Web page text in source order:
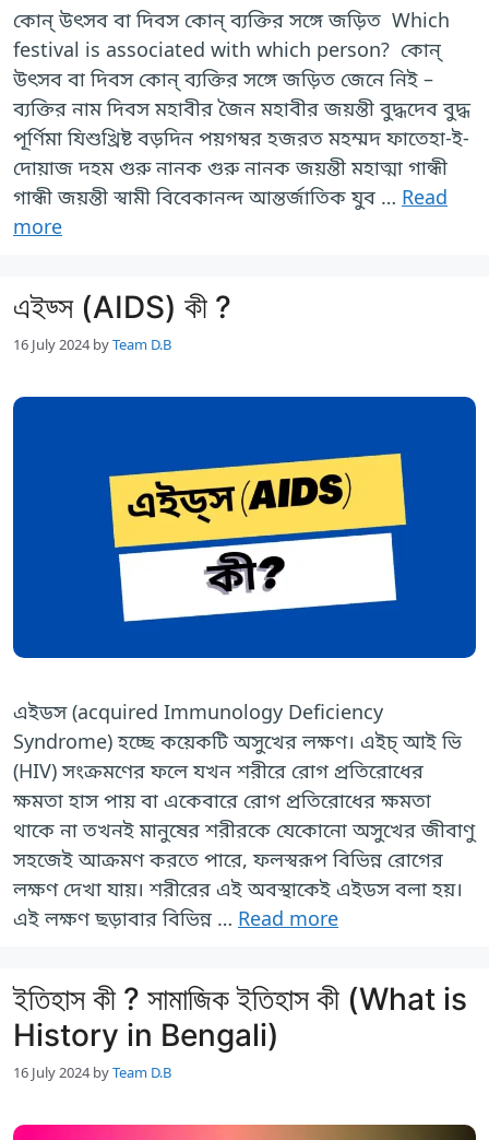
কোন্ উৎসব বা দিবস কোন্ ব্যক্তির সঙ্গে জড়িত Which
festival is associated with which person? কোন্
উৎসব বা দিবস কোন্ ব্যক্তির সঙ্গে জড়িত জেনে নিই –
ব্যক্তির নাম দিবস মহাবীর জৈন মহাবীর জয়ন্তী বুদ্ধদেব বুদ্ধ
পূর্ণিমা যিশুখ্রিষ্ট বড়দিন পয়গম্বর হজরত মহম্মদ ফাতেহা-ই-
দোয়াজ দহম গুরু নানক গুরু নানক জয়ন্তী মহাত্মা গান্ধী
গান্ধী জয়ন্তী স্বামী বিবেকানন্দ আন্তর্জাতিক যুব … Read
more
এইড্স (AIDS) কী ?
16 July 2024 byTeam D.B
এইডস (acquired Immunology Deficiency
Syndrome) হচ্ছে কয়েকটি অসুখের লক্ষণ। এইচ্ আই ভি
(HIV) সংক্রমণের ফলে যখন শরীরে রোগ প্রতিরোধের
ক্ষমতা হাস পায় বা একেবারে রোগ প্রতিরোধের ক্ষমতা
থাকে না তখনই মানুষের শরীরকে যেকোনো অসুখের জীবাণু
সহজেই আক্রমণ করতে পারে, ফলস্বরূপ বিভিন্ন রোগের
লক্ষণ দেখা যায়। শরীরের এই অবস্থাকেই এইডস বলা হয়।
এই লক্ষণ ছড়াবার বিভিন্ন … Read more
ইতিহাস কী ? সামাজিক ইতিহাস কী (What is
History in Bengali)
16 July 2024 byTeam D.B